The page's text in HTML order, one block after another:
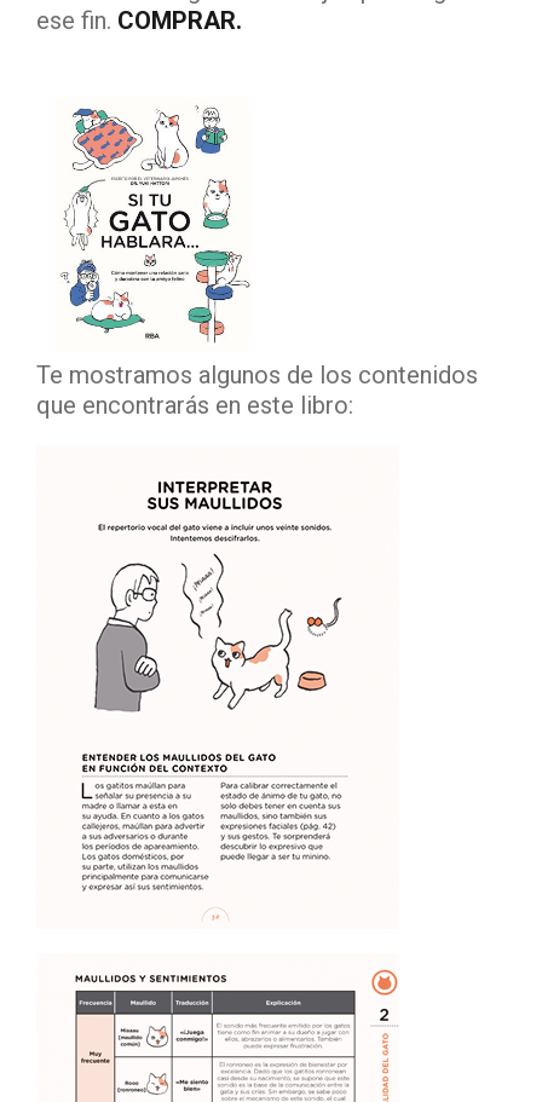
ese fin. COMPRAR.
Te mostramos algunos de los contenidos
que encontrarás en este libro: